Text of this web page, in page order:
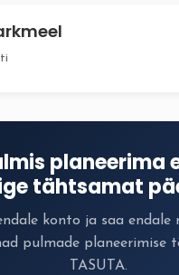
planeerima
tähtsamat
konto ja saa endale
pulmade planeerimise
TASUTA.